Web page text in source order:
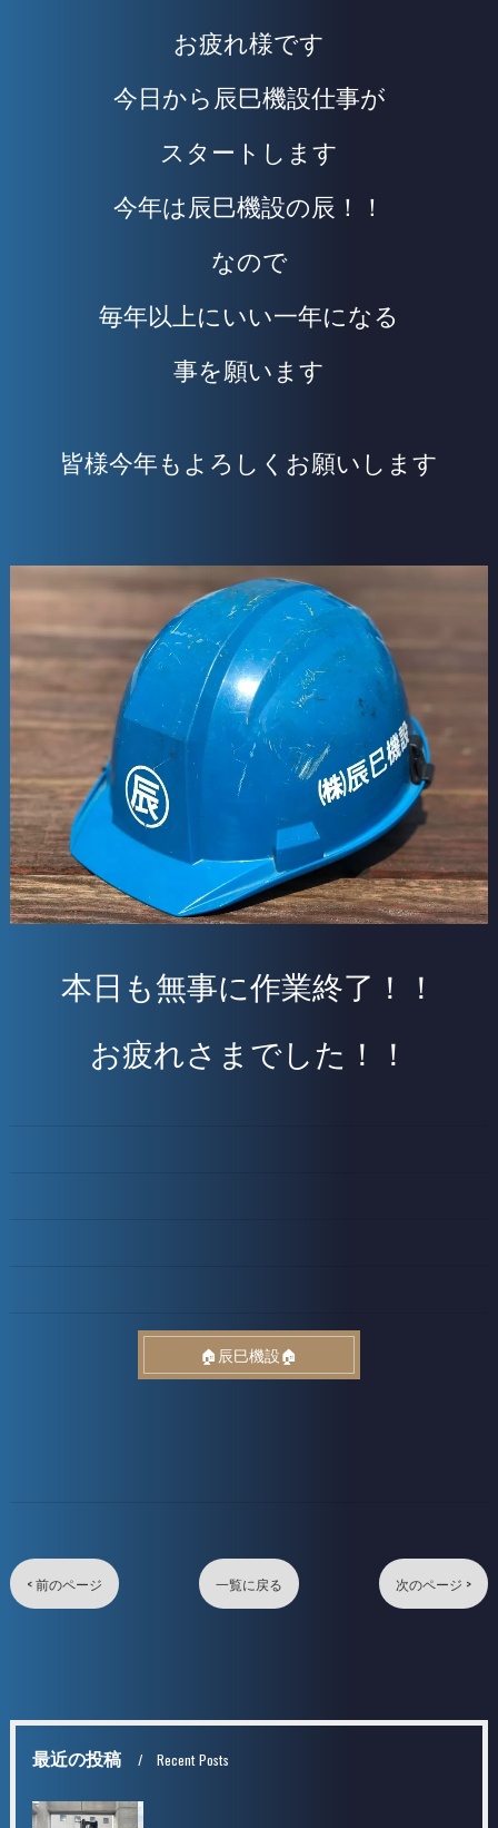
お疲れ様です
今日から辰巳機設仕事が
スタートします
今年は辰巳機設の辰！！
なので
毎年以上にいい一年になる
事を願います
皆様今年もよろしくお願いします
本日も無事に作業終了！！
お疲れさまでした！！
🏠辰巳機設🏠
< 前のページ 一覧に戻る 次のページ >
最近の投稿 Recent Posts